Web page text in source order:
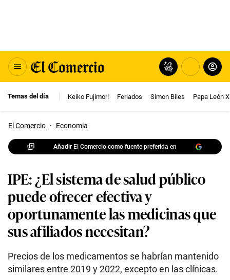
Temas del día Keiko Fujimori Feriados Simon Biles Papa León
El Comercio · Economia
Añadir El Comercio como fuente preferida en
IPE: ¿El sistema de salud público
puede ofrecer efectiva y
oportunamente las medicinas que
sus afiliados necesitan?
Precios de los medicamentos se habrían mantenido
similares entre 2019 y 2022, excepto en las clínicas.